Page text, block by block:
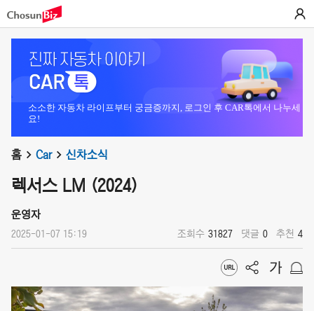
소소한 자동차 라이프부터 궁금증까지, 로그인 후 CAR톡에서 나누세
요!
홈 Car 신차소식
렉서스 LM (2024)
운영자
2025-01-07 15:19 조회수 31827 댓글 0 추천 4